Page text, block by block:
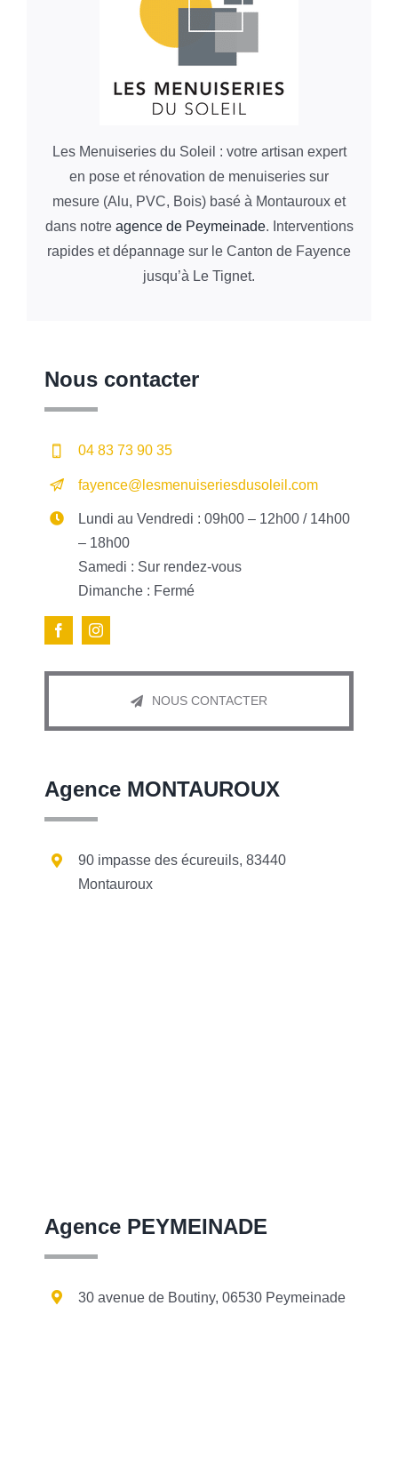
Les Menuiseries du Soleil : votre artisan expert
en pose et rénovation de menuiseries sur
mesure (Alu, PVC, Bois) basé à Montauroux et
dans notre agence de Peymeinade. Interventions
rapides et dépannage sur le Canton de Fayence
jusqu’à Le Tignet.
Nous contacter
04 83 73 90 35
fayence@lesmenuiseriesdusoleil.com
Lundi au Vendredi : 09h00 – 12h00 / 14h00
– 18h00
Samedi : Sur rendez-vous
Dimanche : Fermé
NOUS CONTACTER
Agence MONTAUROUX
90 impasse des écureuils, 83440
Montauroux
Agence PEYMEINADE
30 avenue de Boutiny, 06530 Peymeinade